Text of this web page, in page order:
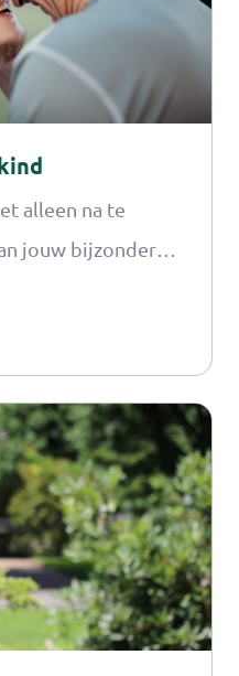
alleen na te
jouw bijzondere